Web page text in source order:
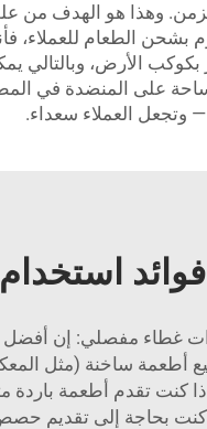
بشحن الطعام للعملاء،
بكوكب الأرض، وبالتالي
على المنضدة في
وتجعل العملاء سعداء.
غطاء مفصلي: إن أفضل
كنت تقدم أطعمة
إلى تقديم حصص